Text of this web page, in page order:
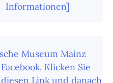
Informationen]
Museum Mainz
Klicken Sie
Link und danach